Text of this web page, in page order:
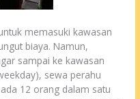
memasuki kawasan
biaya. Namun,
sampai ke kawasan
sewa perahu
12 orang dalam satu